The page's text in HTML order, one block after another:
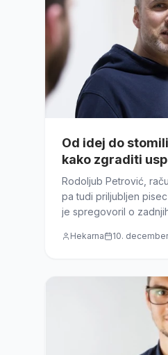
Od idej do
kako zgraditi
Rodoljub Petrović,
pa tudi priljubljen
je spregovoril o
uspešen digitalni
Hekarna 10.